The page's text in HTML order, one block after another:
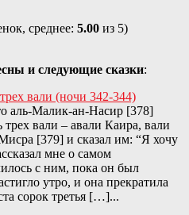
среднее: 5.00 из 5)
и следующие сказки:
вали (ночи 342-344)
аль-Малик-ан-Насир [378]
трех вали – авали Каира, вали
[379] и сказал им: “Я хочу
мне о самом
с ним, пока он был
утро, и она прекратила
сорок третья […]...